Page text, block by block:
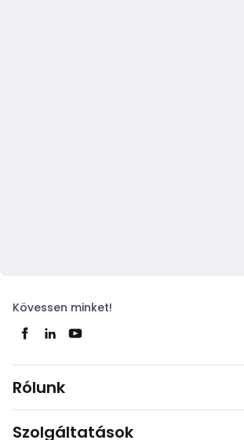
Kövessen minket!
Rólunk
Szolgáltatások